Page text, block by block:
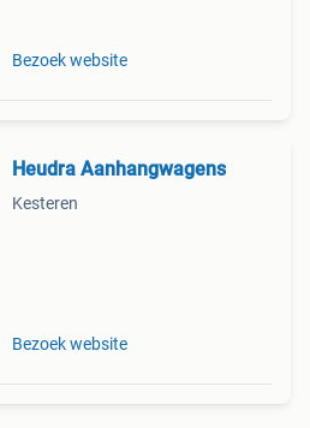
Bezoek website
Heudra Aanhangwagens
Kesteren
Bezoek website